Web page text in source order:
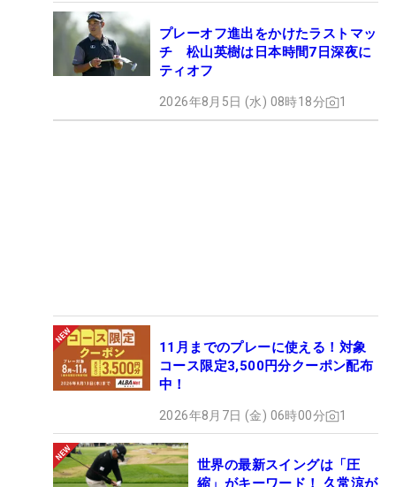
プレーオフ進出をかけたラストマッ
チ 松山英樹は日本時間7日深夜に
ティオフ
2026年8月5日 (水) 08時18分 1
11月までのプレーに使える！対象
コース限定3,500円分クーポン配布
中！
2026年8月7日 (金) 06時00分 1
世界の最新スイングは「圧